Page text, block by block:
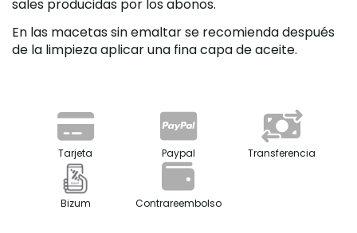
sales producidas por los abonos.
En las macetas sin emaltar se recomienda después
de la limpieza aplicar una fina capa de aceite.
Tarjeta Paypal Transferencia
Bizum Contrareembolso